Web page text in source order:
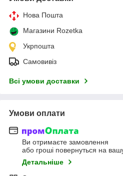
Нова Пошта
Магазини Rozetka
Укрпошта
Самовивіз
Всі умови доставки
Умови оплати
Ви отримаєте замовлення
або гроші повернуться на
Детальніше